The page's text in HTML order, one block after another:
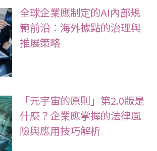
全球企業應制定的AI內部規
範前沿：海外據點的治理與
推展策略
「元宇宙的原則」第2.0版是
什麼？企業應掌握的法律風
險與應用技巧解析